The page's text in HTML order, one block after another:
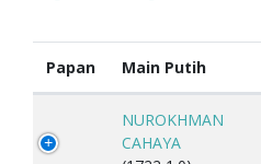
Papan Main Putih
NUROKHMAN
CAHAYA